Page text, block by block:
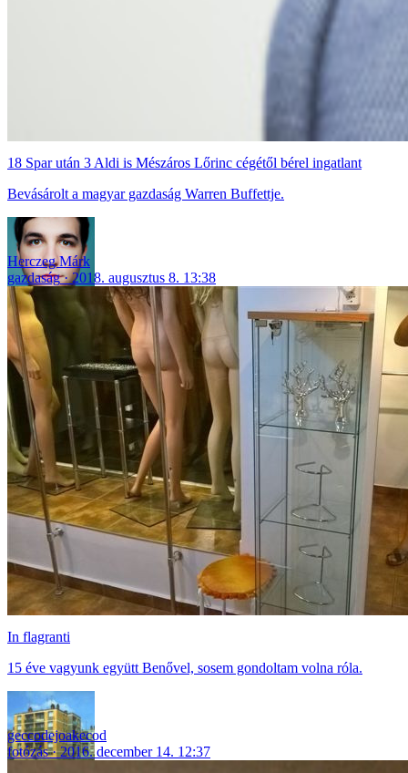
18 Spar után 3 Aldi is Mészáros Lőrinc cégétől bérel ingatlant
Bevásárolt a magyar gazdaság Warren Buffettje.
Herczeg Márk
gazdaság
2018. augusztus 8. 13:38
In flagranti
15 éve vagyunk együtt Benővel, sosem gondoltam volna róla.
geccodejoakecod
fotózás
2016. december 14. 12:37